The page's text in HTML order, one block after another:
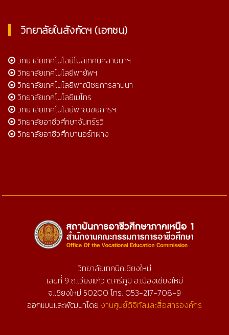
วิทยาลัยในสังกัดฯ (เอกชน)
วิทยาลัยเทคโนโลยีโปลิเทคนิคลานนาฯ
วิทยาลัยเทคโนโลยีพายัพฯ
วิทยาลัยเทคโนโลยีพาณิชยการลานนา
วิทยาลัยเทคโนโลยีเมโทร
วิทยาลัยเทคโนโลยีพาณิชยการฯ
วิทยาลัยอาชีวศึกษาจันทร์รวี
วิทยาลัยอาชีวศึกษานอร์ทฝาง
วิทยาลัยเทคนิคเชียงใหม่
เลขที่ 9 ถ.เวียงแก้ว ต.ศรีภูมิ อ.เมืองเชียงใหม่
จ.เชียงใหม่ 50200 โทร. 053-217-708-9
ออกแบบและพัฒนาโดย งานศูนย์ดิจิทัลและสื่อสารองค์กร